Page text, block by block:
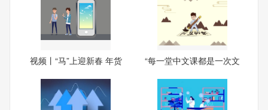
视频丨“马”上迎新春 年货
“每一堂中文课都是一次文